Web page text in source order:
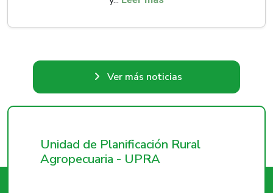
Ver más noticias
Unidad de Planificación Rural
Agropecuaria - UPRA